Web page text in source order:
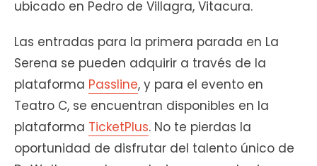
ubicado en Pedro de Villagra, Vitacura.
Las entradas para la primera parada en La
Serena se pueden adquirir a través de la
plataforma Passline, y para el evento en
Teatro C, se encuentran disponibles en la
plataforma TicketPlus. No te pierdas la
oportunidad de disfrutar del talento único de